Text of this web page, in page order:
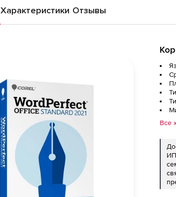
Характеристики Отзывы
Все